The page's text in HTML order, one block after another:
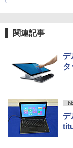
関連記事
デ
タ